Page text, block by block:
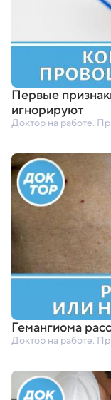
Первые
игнорируют
Доктор на работе.
Гемангиома
Доктор на работе.